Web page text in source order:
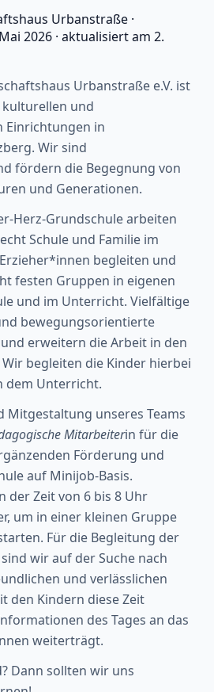
Urbanstraße ·
2026 · aktualisiert am 2.
Urbanstraße e.V. ist
kulturellen und
in
Wir sind
fördern die Begegnung von
und Generationen.
Herz-Grundschule arbeiten
Schule und Familie im
begleiten und
festen Gruppen in eigenen
und im Unterricht. Vielfältige
bewegungsorientierte
erweitern die Arbeit in den
begleiten die Kinder hierbei
dem Unterricht.
Mitgestaltung unseres Teams
Mitarbeiterin für die
Förderung und
auf Minijob-Basis.
der Zeit von 6 bis 8 Uhr
um in einer kleinen Gruppe
Für die Begleitung der
wir auf der Suche nach
und verlässlichen
den Kindern diese Zeit
des Tages an das
weiterträgt.
Dann sollten wir uns